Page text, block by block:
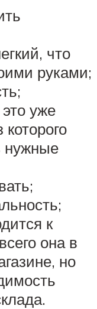
что
руками;
уже
нужные
к
она в
но